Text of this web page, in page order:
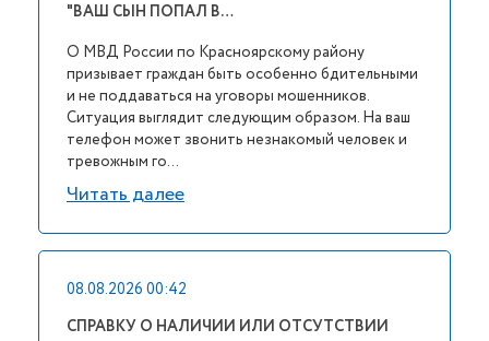
"ВАШ СЫН ПОПАЛ В…
О МВД России по Красноярскому району
призывает граждан быть особенно бдительными
и не поддаваться на уговоры мошенников.
Ситуация выглядит следующим образом. На ваш
телефон может звонить незнакомый человек и
тревожным го...
Читать далее
08.08.2026 00:42
СПРАВКУ О НАЛИЧИИ ИЛИ ОТСУТСТВИИ